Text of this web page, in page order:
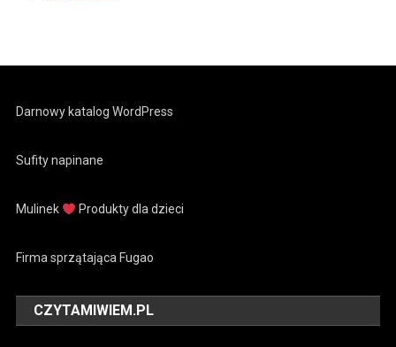
Darnowy katalog WordPress
Sufity napinane
Mulinek Produkty dla dzieci
Firma sprzątająca Fugao
CZYTAMIWIEM.PL